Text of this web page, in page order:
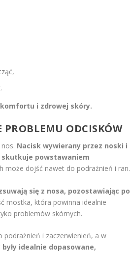
i zdrowej skóry.
ODCISKÓW
Nacisk wywierany przez noski i
skutkuje powstawaniem
może dojść nawet do podrażnień i ran.
się z nosa, pozostawiając po
mostka, która powinna idealnie
problemów skórnych.
podrażnień i zaczerwienień, a w
idealnie dopasowane,